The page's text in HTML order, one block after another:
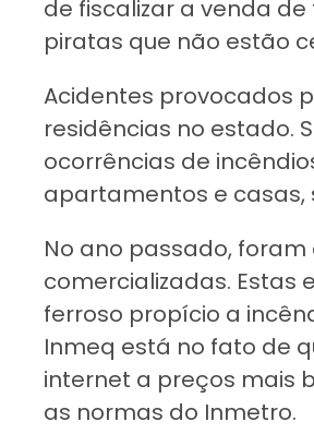
de fiscalizar a venda
piratas que não estão
Acidentes provocados
residências no estado.
ocorrências de
apartamentos e casas,
No ano passado,
comercializadas. Estas
ferroso propício a
Inmeq está no fato de
internet a preços mais
as normas do Inmetro.